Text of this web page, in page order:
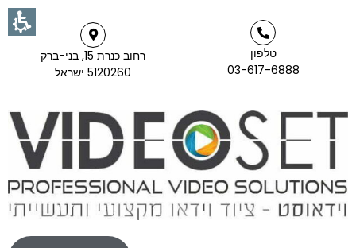
טלפון
03-617-6888
רחוב כנרת 15, בני-ברק
5120260 ישראל